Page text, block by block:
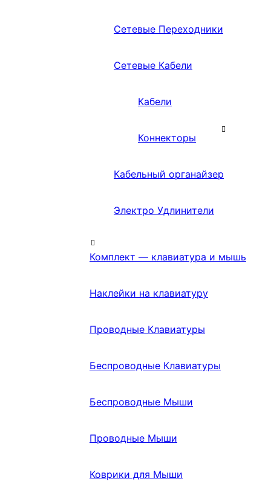
Сетевые Переходники
Сетевые Кабели
Кабели
Коннекторы
Кабельный органайзер
Электро Удлинители
Комплект — клавиатура и мышь
Наклейки на клавиатуру
Проводные Клавиатуры
Беспроводные Клавиатуры
Беспроводные Мыши
Проводные Мыши
Коврики для Мыши